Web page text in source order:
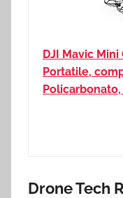
DJI Mavic
Portatile,
Policarbonato,
Drone Tech